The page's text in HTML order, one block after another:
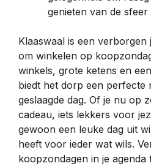
genieten van de
Klaaswaal is een verborgen
om winkelen op
winkels, grote ketens en
biedt het dorp een perfecte
geslaagde dag. Of je nu op
cadeau, iets lekkers voor
gewoon een leuke dag uit
heeft voor ieder wat wils.
koopzondagen in je agenda